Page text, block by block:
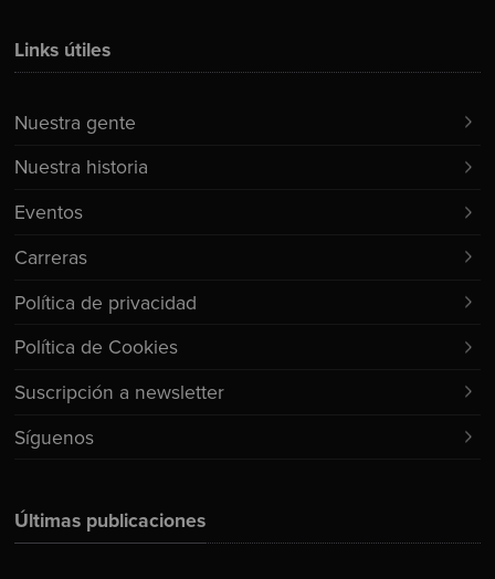
Últimas publicaciones
Links útiles
Nuestra gente
Nuestra historia
Eventos
Carreras
Política de privacidad
Política de Cookies
Suscripción a newsletter
Síguenos